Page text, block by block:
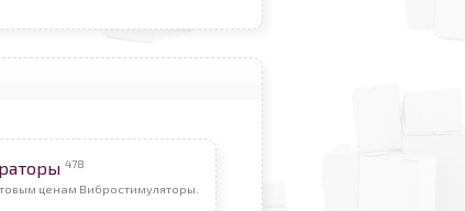
478
ценам Вибростимуляторы.